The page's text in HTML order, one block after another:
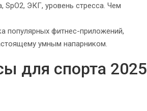
SpO2, ЭКГ, уровень стресса. Чем
популярных фитнес-приложений,
умным напарником.
для спорта 2025